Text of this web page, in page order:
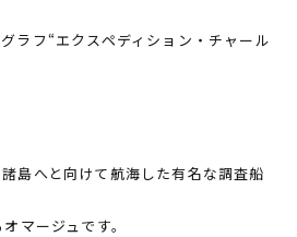
ラフ“エクスペディション・チャール
島へと向けて航海した有名な調査船
マージュです。